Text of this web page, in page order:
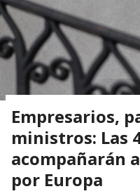
Empresarios,
ministros: Las
acompañarán
por Europa